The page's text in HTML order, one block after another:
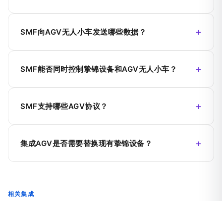
SMF向AGV无人小车发送哪些数据？
SMF能否同时控制挚锦设备和AGV无人小车？
SMF支持哪些AGV协议？
集成AGV是否需要替换现有挚锦设备？
相关集成